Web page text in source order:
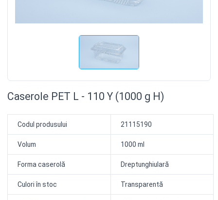
Caserole PET L - 110 Y (1000 g H)
Codul produsului 21115190
Volum 1000 ml
Forma caserolă Dreptunghiulară
Culori în stoc Transparentă